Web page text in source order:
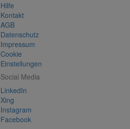
Hilfe
Kontakt
AGB
Datenschutz
Impressum
Cookie
Einstellungen
Social Media
LinkedIn
Xing
Instagram
Facebook